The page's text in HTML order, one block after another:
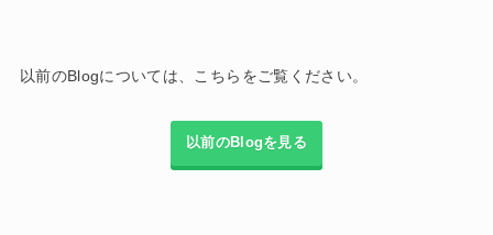
以前のBlogについては、こちらをご覧ください。
以前のBlogを見る